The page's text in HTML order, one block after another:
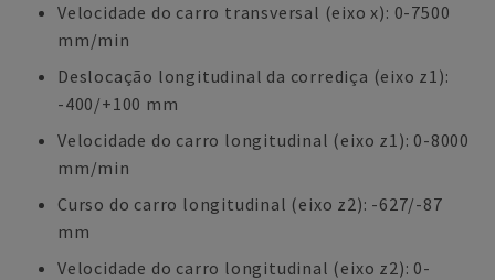
Velocidade do carro transversal (eixo x): 0-7500
mm/min
Deslocação longitudinal da corrediça (eixo z1):
-400/+100 mm
Velocidade do carro longitudinal (eixo z1): 0-8000
mm/min
Curso do carro longitudinal (eixo z2): -627/-87
mm
Velocidade do carro longitudinal (eixo z2): 0-